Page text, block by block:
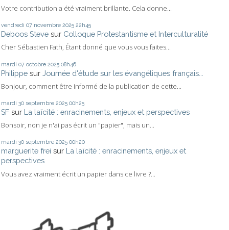
Votre contribution a été vraiment brillante. Cela donne...
vendredi 07 novembre 2025 22h45
Deboos Steve sur Colloque Protestantisme et Interculturalité
Cher Sébastien Fath, Étant donné que vous vous faites...
mardi 07 octobre 2025 08h46
Philippe sur Journée d'étude sur les évangéliques français...
Bonjour, comment être informé de la publication de cette...
mardi 30 septembre 2025 00h25
SF sur La laïcité : enracinements, enjeux et perspectives
Bonsoir, non je n'ai pas écrit un "papier", mais un...
mardi 30 septembre 2025 00h20
marguerite frei sur La laïcité : enracinements, enjeux et
perspectives
Vous avez vraiment écrit un papier dans ce livre ?...